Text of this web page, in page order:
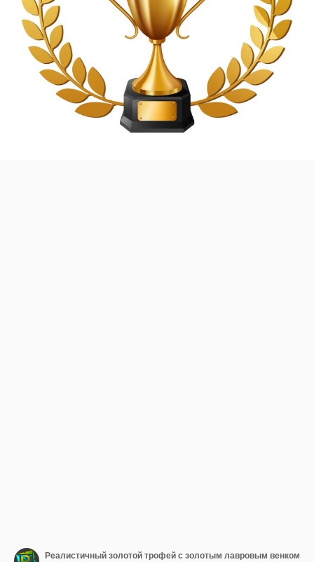
Реалистичный золотой трофей с золотым лавровым венком